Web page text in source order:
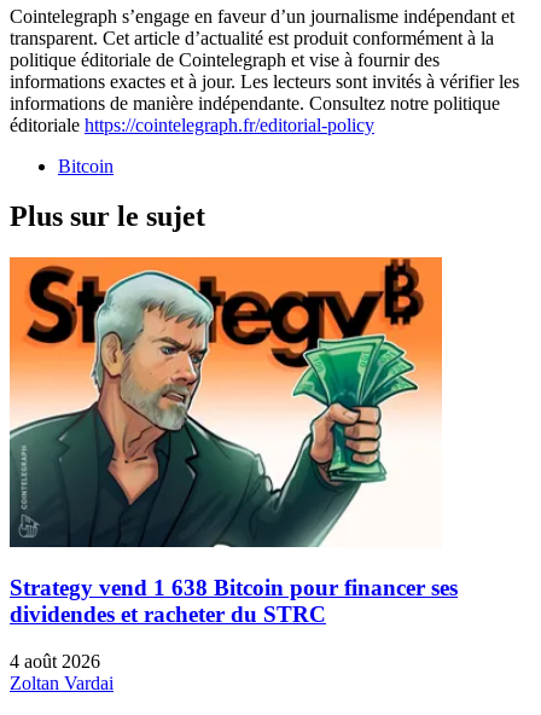
Cointelegraph s’engage en faveur d’un journalisme indépendant et
transparent. Cet article d’actualité est produit conformément à la
politique éditoriale de Cointelegraph et vise à fournir des
informations exactes et à jour. Les lecteurs sont invités à vérifier les
informations de manière indépendante. Consultez notre politique
éditoriale https://cointelegraph.fr/editorial-policy
Bitcoin
Plus sur le sujet
Strategy vend 1 638 Bitcoin pour financer ses
dividendes et racheter du STRC
4 août 2026
Zoltan Vardai